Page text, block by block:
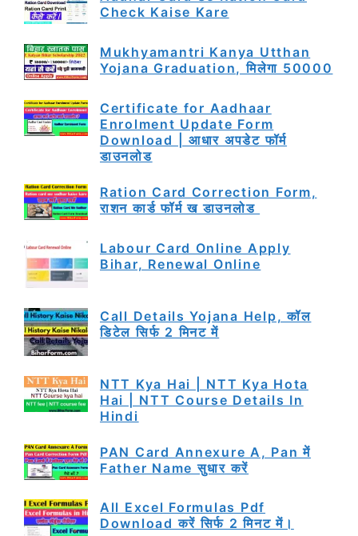
Check Kaise Kare
Mukhyamantri Kanya Utthan
Yojana Graduation, मिलेगा 50000
Certificate for Aadhaar
Enrolment Update Form
Download | आधार अपडेट फॉर्म
डाउनलोड
Ration Card Correction Form,
राशन कार्ड फॉर्म ख डाउनलोड
Labour Card Online Apply
Bihar, Renewal Online
Call Details Yojana Help, कॉल
डिटेल सिर्फ 2 मिनट में
NTT Kya Hai | NTT Kya Hota
Hai | NTT Course Details In
Hindi
PAN Card Annexure A, Pan में
Father Name सुधार करें
All Excel Formulas Pdf
Download करें सिर्फ 2 मिनट में।